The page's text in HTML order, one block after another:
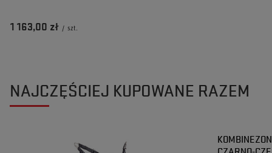
1 163,00 zł / szt.
NAJCZĘŚCIEJ KUPOWANE RAZEM